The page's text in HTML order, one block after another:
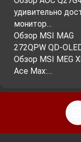
удивительно
монитор…
Обзор MSI MAG
272QPW QD-
Обзор MSI MEG
Ace Max:…